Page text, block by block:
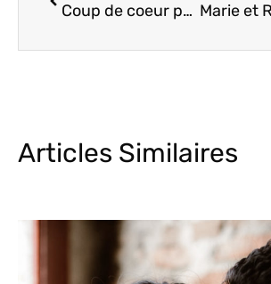
Coup de coeur pour ELLES!
Articles Similaires